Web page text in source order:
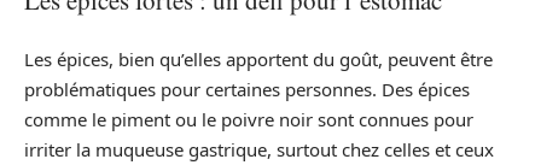
Les épices, bien qu’elles apportent du goût, peuvent être
problématiques pour certaines personnes. Des épices
comme le piment ou le poivre noir sont connues pour
irriter la muqueuse gastrique, surtout chez celles et ceux